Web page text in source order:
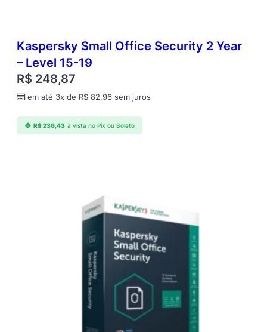
Kaspersky Small Office Security 2 Year
– Level 15-19
R$ 248,87
em até 3x de R$ 82,96 sem juros
R$236,43 à vista no Pix ou Boleto